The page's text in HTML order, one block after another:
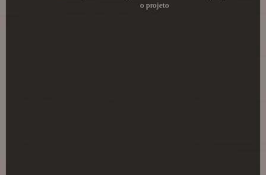
o projeto